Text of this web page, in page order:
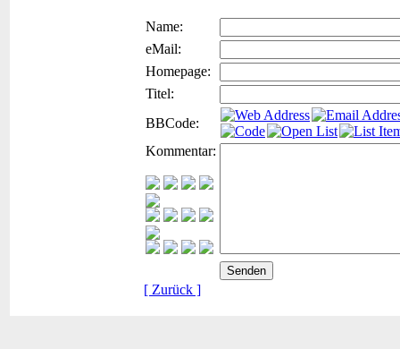
Name:
eMail:
Homepage:
Titel:
BBCode:
Kommentar:
[ Zurück ]